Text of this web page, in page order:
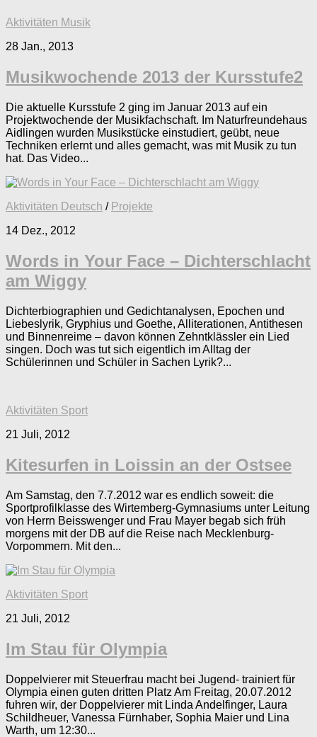
Aktivitäten Musik
28 Jan., 2013
Musikwochende 2013 der Kursstufe2
Die aktuelle Kursstufe 2 ging im Januar 2013 auf ein
Projektwochende der Musikfachschaft. Im Naturfreundehaus
Aidlingen wurden Musikstücke einstudiert, geübt, neue
Techniken erlernt und alles gemacht, was mit Musik zu tun
hat. Das Video...
Aktivitäten Deutsch / Projekte
14 Dez., 2012
Words in Your Face – Dichterschlacht
am Wiggy
Dichterbiographien und Gedichtanalysen, Epochen und
Liebeslyrik, Gryphius und Goethe, Alliterationen, Antithesen
und Binnenreime – davon können Zehntklässler ein Lied
singen. Doch was tut sich eigentlich im Alltag der
Schülerinnen und Schüler in Sachen Lyrik?...
Aktivitäten Sport
21 Juli, 2012
Kitesurfen in Loissin an der Ostsee
Am Samstag, den 7.7.2012 war es endlich soweit: die
Sportprofilklasse des Wirtemberg-Gymnasiums unter Leitung
von Herrn Beisswenger und Frau Mayer begab sich früh
morgens mit der DB auf die Reise nach Mecklenburg-
Vorpommern. Mit den...
Aktivitäten Sport
21 Juli, 2012
Im Stau für Olympia
Doppelvierer mit Steuerfrau macht bei Jugend- trainiert für
Olympia einen guten dritten Platz Am Freitag, 20.07.2012
fuhren wir, der Doppelvierer mit Linda Andelfinger, Laura
Schildheuer, Vanessa Fürnhaber, Sophia Maier und Lina
Warth, um 12:30...